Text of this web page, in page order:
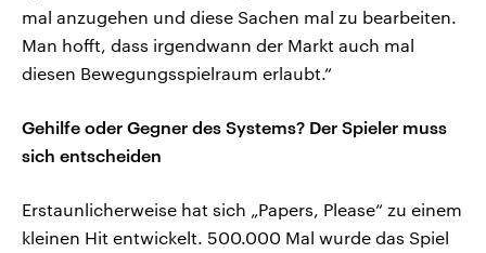
mal anzugehen und diese Sachen mal zu bearbeiten.
Man hofft, dass irgendwann der Markt auch mal
diesen Bewegungsspielraum erlaubt.“
Gehilfe oder Gegner des Systems? Der Spieler muss
sich entscheiden
Erstaunlicherweise hat sich „Papers, Please“ zu einem
kleinen Hit entwickelt. 500.000 Mal wurde das Spiel